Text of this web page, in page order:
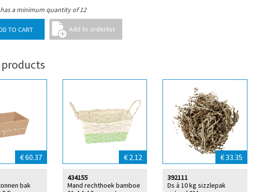
a minimum quantity of 12
€ 60.37
bak
€ 2.12
Mand rechthoek bamboe
434155
€ 33.35
Ds à 10 kg sizzlepak
392111